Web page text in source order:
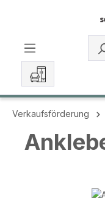
Verkaufsförderung
Bildergalerie